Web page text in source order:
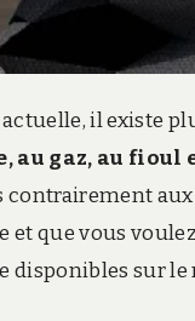
actuelle, il existe
au gaz, au fioul
aux
et que vous
disponibles sur le